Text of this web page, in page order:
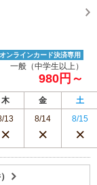
オンラインカード決済専用
一般（中学生以上）
980円～
木 金
土
13 8/14 8/15